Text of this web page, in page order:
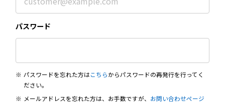
パスワード
パスワードを忘れた方はこちらからパスワードの再発行を行ってく
ださい。
メールアドレスを忘れた方は、お手数ですが、 お問い合わせページ